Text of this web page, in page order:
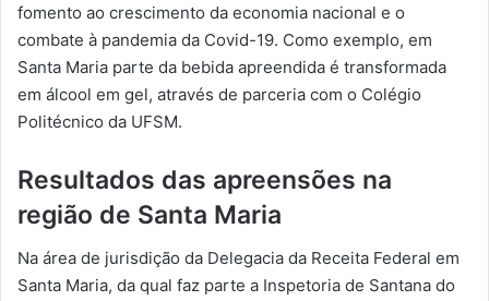
fomento ao crescimento da economia nacional e o
combate à pandemia da Covid-19. Como exemplo, em
Santa Maria parte da bebida apreendida é transformada
em álcool em gel, através de parceria com o Colégio
Politécnico da UFSM.
Resultados das apreensões na
região de Santa Maria
Na área de jurisdição da Delegacia da Receita Federal em
Santa Maria, da qual faz parte a Inspetoria de Santana do